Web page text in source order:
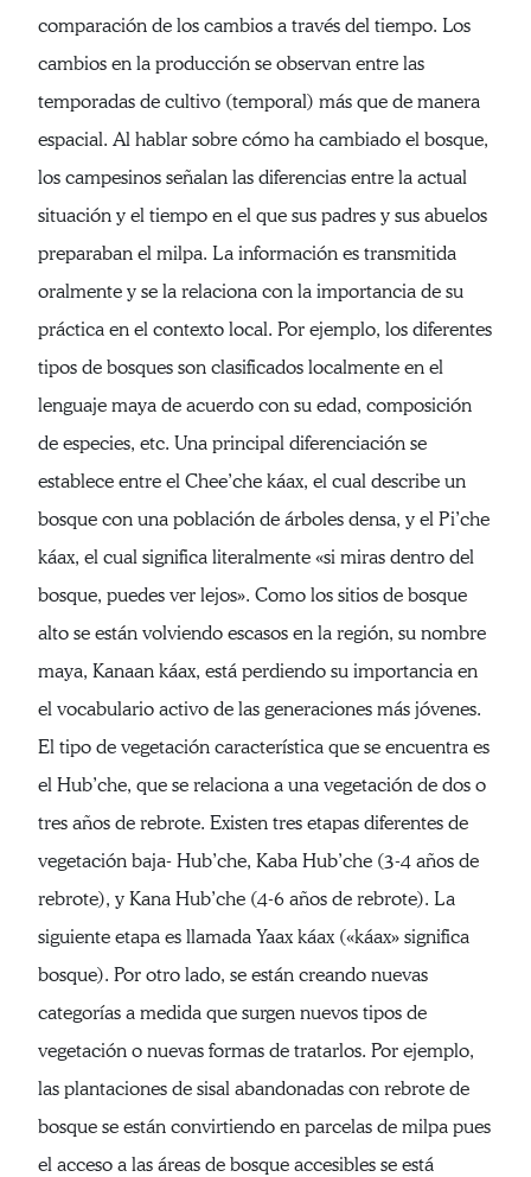
comparación de los cambios a través del tiempo. Los
cambios en la producción se observan entre las
temporadas de cultivo (temporal) más que de manera
espacial. Al hablar sobre cómo ha cambiado el bosque,
los campesinos señalan las diferencias entre la actual
situación y el tiempo en el que sus padres y sus abuelos
preparaban el milpa. La información es transmitida
oralmente y se la relaciona con la importancia de su
práctica en el contexto local. Por ejemplo, los diferentes
tipos de bosques son clasificados localmente en el
lenguaje maya de acuerdo con su edad, composición
de especies, etc. Una principal diferenciación se
establece entre el Chee’che káax, el cual describe un
bosque con una población de árboles densa, y el Pi’che
káax, el cual significa literalmente «si miras dentro del
bosque, puedes ver lejos». Como los sitios de bosque
alto se están volviendo escasos en la región, su nombre
maya, Kanaan káax, está perdiendo su importancia en
el vocabulario activo de las generaciones más jóvenes.
El tipo de vegetación característica que se encuentra es
el Hub’che, que se relaciona a una vegetación de dos o
tres años de rebrote. Existen tres etapas diferentes de
vegetación baja- Hub’che, Kaba Hub’che (3-4 años de
rebrote), y Kana Hub’che (4-6 años de rebrote). La
siguiente etapa es llamada Yaax káax («káax» significa
bosque). Por otro lado, se están creando nuevas
categorías a medida que surgen nuevos tipos de
vegetación o nuevas formas de tratarlos. Por ejemplo,
las plantaciones de sisal abandonadas con rebrote de
bosque se están convirtiendo en parcelas de milpa pues
el acceso a las áreas de bosque accesibles se está